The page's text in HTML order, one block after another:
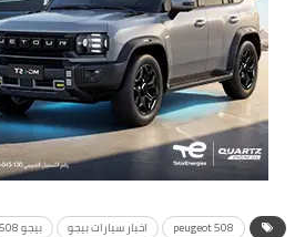
peugeot 508 اخبار سيارات بيجو بيجو 508